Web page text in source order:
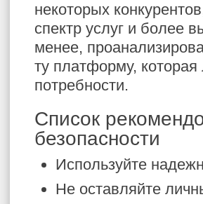
некоторых
спектр услуг и более
менее,
ту платформу,
потребности.
Список
безопасности
Используйте
Не оставляйте